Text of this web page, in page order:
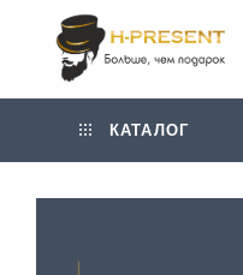
КАТАЛОГ